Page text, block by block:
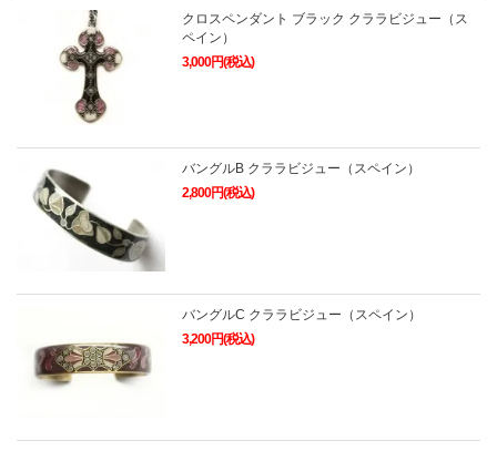
クロスペンダント ブラック クララビジュー（ス
ペイン）
3,000円(税込)
バングルB クララビジュー（スペイン）
2,800円(税込)
バングルC クララビジュー（スペイン）
3,200円(税込)